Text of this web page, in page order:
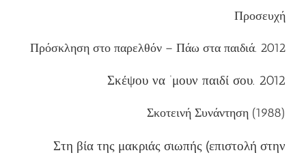
Προσευχή
Πρόσκληση στο παρελθόν – Πάω στα παιδιά. 2012
Σκέψου να ‘μουν παιδί σου. 2012
Σκοτεινή Συνάντηση (1988)
Στη βία της μακριάς σιωπής (επιστολή στην